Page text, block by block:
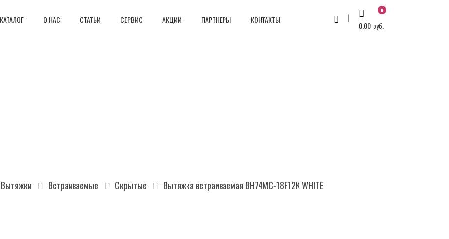
КАТАЛОГ О НАС СТАТЬИ СЕРВИС АКЦИИ ПАРТНЕРЫ КОНТАКТЫ
0
0.00 руб.
Вытяжки Встраиваемые Скрытые Вытяжка встраиваемая BH74MC-18F12K WHITE